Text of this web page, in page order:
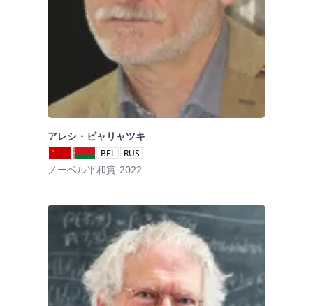
アレシ・ビャリャツキ
BEL RUS
ノーベル平和賞-2022